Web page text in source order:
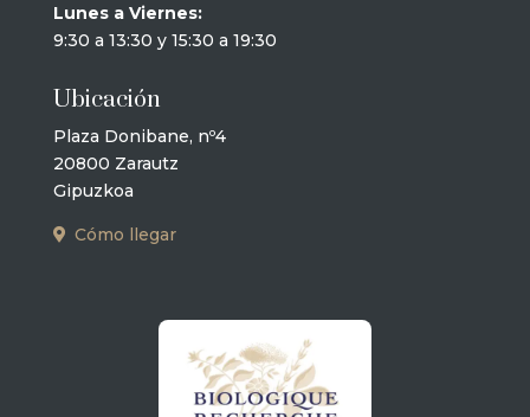
Lunes a Viernes:
9:30 a 13:30 y 15:30 a 19:30
Ubicación
Plaza Donibane, nº4
20800 Zarautz
Gipuzkoa
Cómo llegar